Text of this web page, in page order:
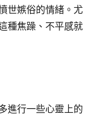
世嫉俗的情緒。尤
種焦躁、不平感就
行一些心靈上的